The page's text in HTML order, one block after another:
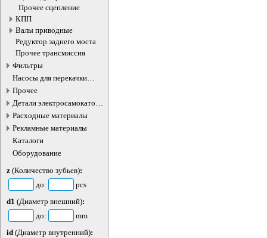
Прочее сцепление
КПП
Валы приводные
Редуктор заднего моста
Прочее трансмиссия
Фильтры
Насосы для перекачки
жидкостей
Прочее
Детали электросамокатов и
электротранспорта
Расходные материалы
Рекламные материалы
Каталоги
Оборудование
z (Количество зубьев):
до:
pcs
d1 (Диаметр внешний):
до:
mm
id (Диаметр внутренний):